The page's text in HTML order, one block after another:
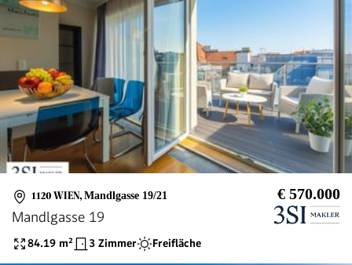
1120 WIEN, Mandlgasse 19/21 € 570.000
Mandlgasse 19
84.19 m² 3 Zimmer Freifläche